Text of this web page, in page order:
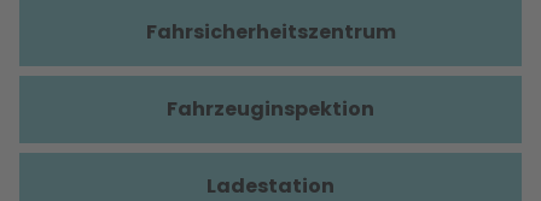
Fahrsicherheitszentrum
Fahrzeuginspektion
Ladestation